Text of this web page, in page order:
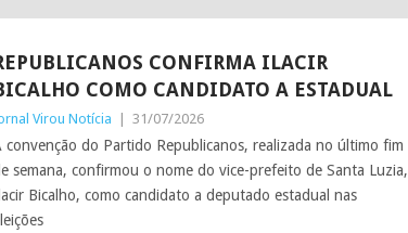
CONFIRMA ILACIR
COMO CANDIDATO A ESTADUAL
Virou Notícia 31/07/2026
convenção do Partido Republicanos, realizada no último fim
semana, confirmou o nome do vice-prefeito de Santa Luzia,
Bicalho, como candidato a deputado estadual nas